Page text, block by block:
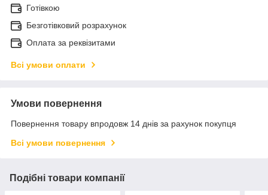
Готівкою
Безготівковий розрахунок
Оплата за реквізитами
Всі умови оплати
Умови повернення
Повернення товару впродовж 14 днів за рахунок покупця
Всі умови повернення
Подібні товари компанії